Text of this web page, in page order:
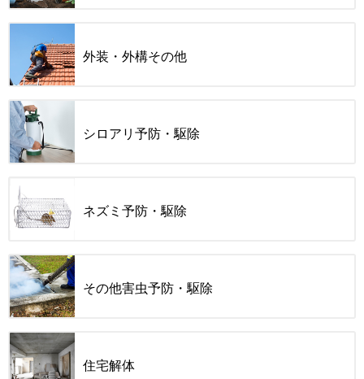
外装・外構その他
シロアリ予防・駆除
ネズミ予防・駆除
その他害虫予防・駆除
住宅解体